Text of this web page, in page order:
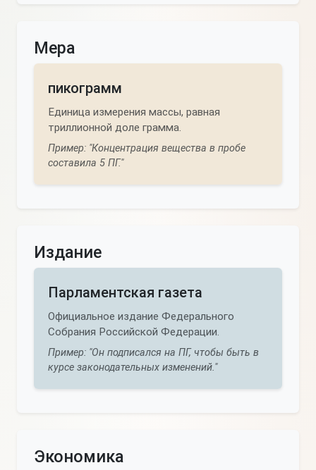
Мера
пикограмм
Единица измерения массы, равная
триллионной доле грамма.
Пример: "Концентрация вещества в пробе
составила 5 ПГ."
Издание
Парламентская газета
Официальное издание Федерального
Собрания Российской Федерации.
Пример: "Он подписался на ПГ, чтобы быть в
курсе законодательных изменений."
Экономика